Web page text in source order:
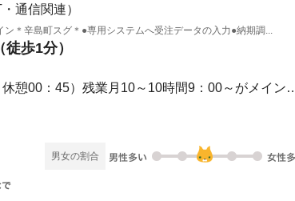
通信関連）
＊辛島町スグ＊●専用システムへ受注データの入力●納期調...
歩1分）
長期 / 09：00～17：30（実働07：45、休憩00：
男女の割合